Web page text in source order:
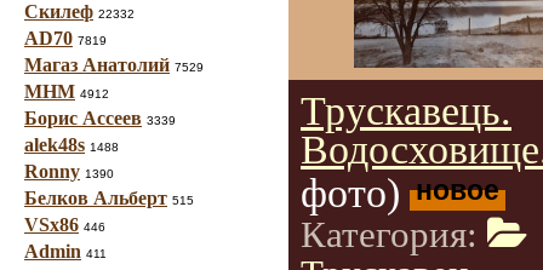
Скилеф 22332
AD70 7819
Магаз Анатолий 7529
МНМ 4912
Борис Ассеев 3339
alek48s 1488
Ronny 1390
Белков Альберт 515
VSx86 446
Admin 411
Трускавець.
фото) новое
Категория: